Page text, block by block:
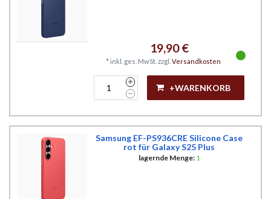
19,90 €
* inkl. ges. MwSt. zzgl. Versandkosten
+WARENKORB
Samsung EF-PS936CRE Silicone Case
rot für Galaxy S25 Plus
lagernde Menge: 1